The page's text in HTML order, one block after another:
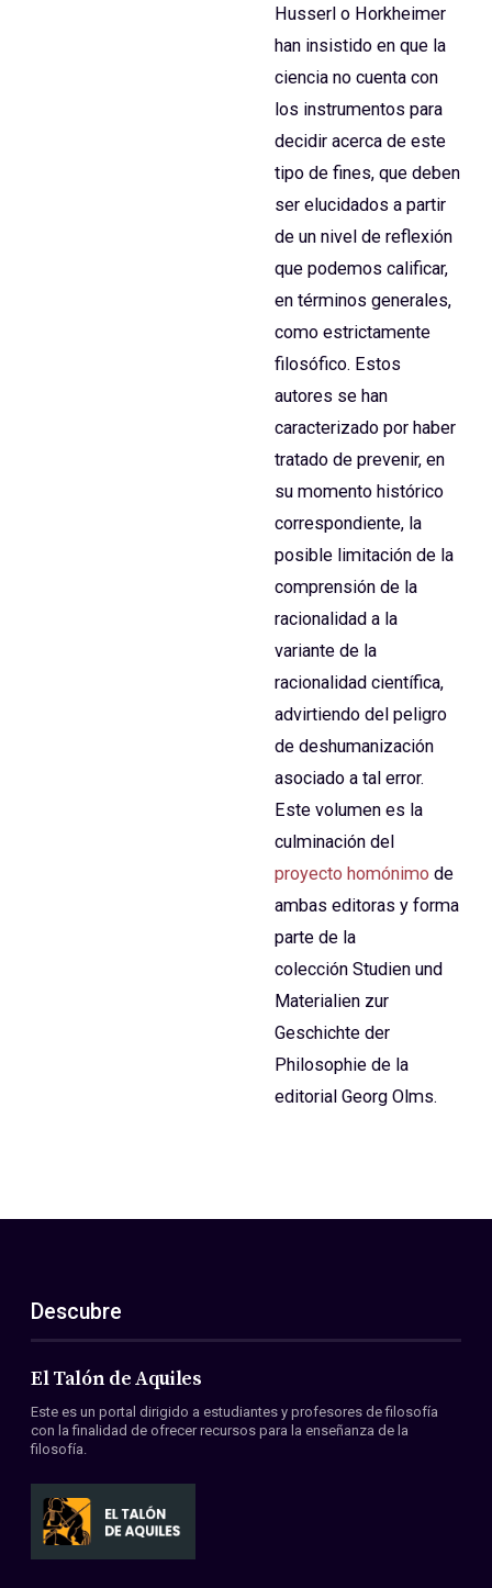
Husserl o Horkheimer
han insistido en que la
ciencia no cuenta con
los instrumentos para
decidir acerca de este
tipo de fines, que deben
ser elucidados a partir
de un nivel de reflexión
que podemos calificar,
en términos generales,
como estrictamente
filosófico. Estos
autores se han
caracterizado por haber
tratado de prevenir, en
su momento histórico
correspondiente, la
posible limitación de la
comprensión de la
racionalidad a la
variante de la
racionalidad científica,
advirtiendo del peligro
de deshumanización
asociado a tal error.
Este volumen es la
culminación del
proyecto homónimo de
ambas editoras y forma
parte de la
colección Studien und
Materialien zur
Geschichte der
Philosophie de la
editorial Georg Olms.
Descubre
El Talón de Aquiles
Este es un portal dirigido a estudiantes y profesores de filosofía
con la finalidad de ofrecer recursos para la enseñanza de la
filosofía.